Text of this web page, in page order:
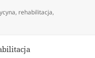
, rehabilitacja,